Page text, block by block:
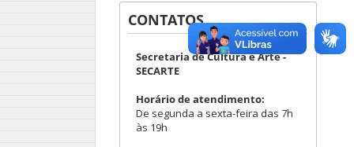
CONTATOS
Secretaria de Cultura e Arte -
SECARTE
Horário de atendimento:
De segunda a sexta-feira das 7h
às 19h